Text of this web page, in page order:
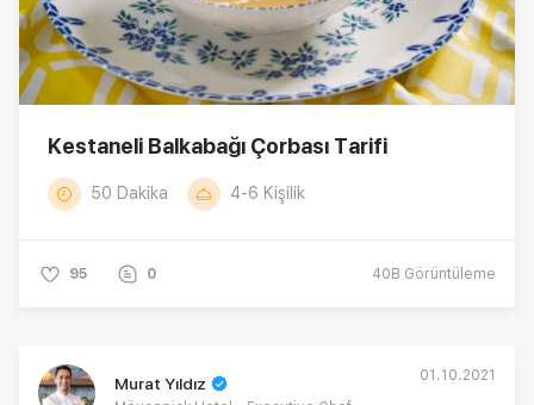
Kestaneli Balkabağı Çorbası Tarifi
50 Dakika 4-6 Kişilik
95 0 40B Görüntüleme
Murat Yıldız 01.10.2021